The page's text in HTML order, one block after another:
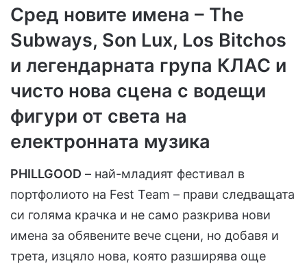
Сред новите имена – Тhe
Subways, Son Lux, Los Bitchos
и легендарната група КЛАС и
чисто нова сцена с водещи
фигури от света на
електронната музика
PHILLGOOD – най-младият фестивал в
портфолиото на Fest Team – прави следващата
си голяма крачка и не само разкрива нови
имена за обявените вече сцени, но добавя и
трета, изцяло нова, която разширява още